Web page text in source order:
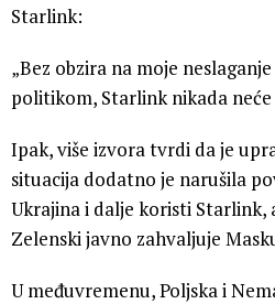
Starlink:
„Bez obzira na moje
politikom, Starlink nikada neće
Ipak, više izvora tvrdi da je
situacija dodatno je narušila
Ukrajina i dalje koristi Starlink,
Zelenski javno zahvaljuje
U međuvremenu, Poljska i